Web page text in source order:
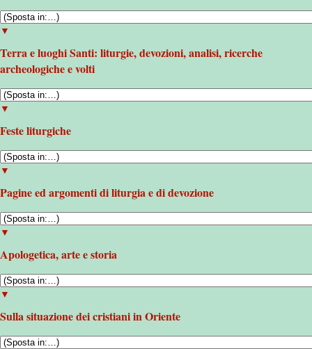
▼
Terra e luoghi Santi: liturgie, devozioni, analisi, ricerche
archeologiche e volti
▼
Feste liturgiche
▼
Pagine ed argomenti di liturgia e di devozione
▼
Apologetica, arte e storia
▼
Sulla situazione dei cristiani in Oriente